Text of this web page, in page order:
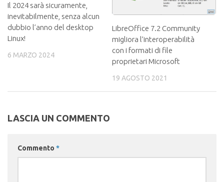
Il 2024 sarà sicuramente,
inevitabilmente, senza alcun
dubbio l’anno del desktop
Linux!
6 MARZO 2024
LibreOffice 7.2 Community
migliora l’interoperabilità
con i formati di file
proprietari Microsoft
19 AGOSTO 2021
LASCIA UN COMMENTO
Commento *